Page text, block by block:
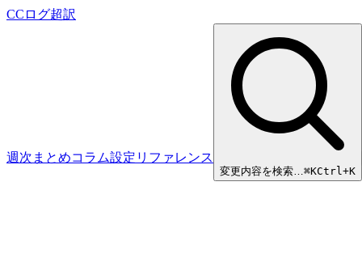
CCログ超訳
週次まとめコラム設定リファレンス
変更内容を検索…⌘KCtrl+K